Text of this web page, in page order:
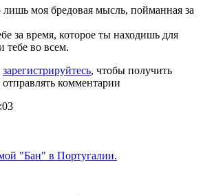
лишь моя бредовая мысль, пойманная за
за время, которое ты находишь для
тебе во всем.
зарегистрируйтесь, чтобы получить
комментарии
"Бан" в Португалии.